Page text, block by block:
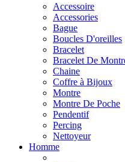
Accessoire
Accessories
Bague
Boucles D'oreilles
Bracelet
Bracelet De
Chaine
Coffre à Bijoux
Montre
Montre De Poche
Pendentif
Percing
Nettoyeur
Homme